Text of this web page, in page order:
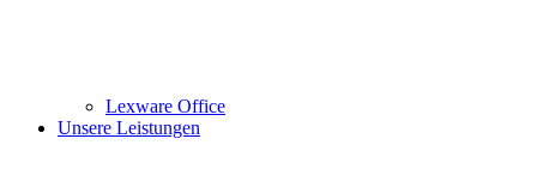
Lexware Office
Unsere Leistungen